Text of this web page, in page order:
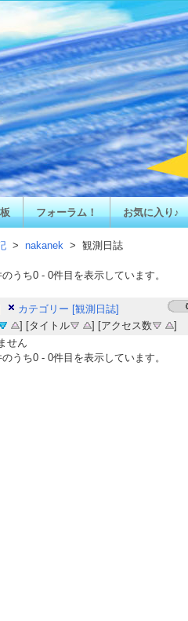
フォーラム！ お気に入り♪
> nakanek > 観測日誌
のうち0- 0件目を表示しています。
カテゴリー [観測日誌]
] [タイトル ] [アクセス数
]
せん
のうち0- 0件目を表示しています。